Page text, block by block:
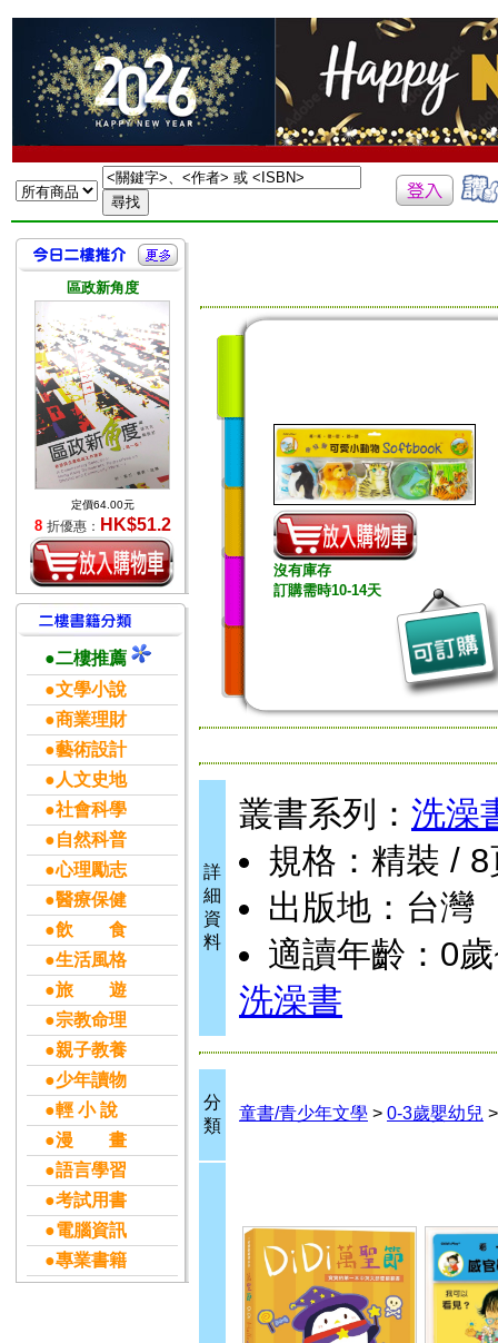
區政新角度
定價64.00元
8 折優惠： HK$51.2
●二樓推薦
●文學小說
●商業理財
●藝術設計
●人文史地
●社會科學
●自然科普
●心理勵志
●醫療保健
●飲 食
●生活風格
●旅 遊
●宗教命理
●親子教養
●少年讀物
●輕 小 說
●漫 畫
●語言學習
●考試用書
●電腦資訊
●專業書籍
沒有庫存
訂購需時10-14天
詳
細
資
料
叢書系列： 洗澡
規格：精裝 /
出版地：台灣
適讀年齡：0
洗澡書
分
類
童書/青少年文學 > 0-3歲嬰幼兒